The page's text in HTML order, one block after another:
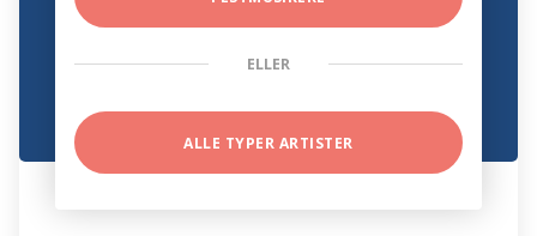
ELLER
ALLE TYPER ARTISTER